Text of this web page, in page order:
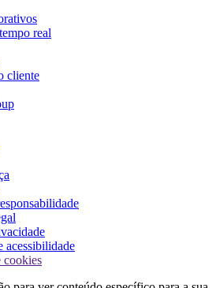
real
cliente
acessibilidade
cookies